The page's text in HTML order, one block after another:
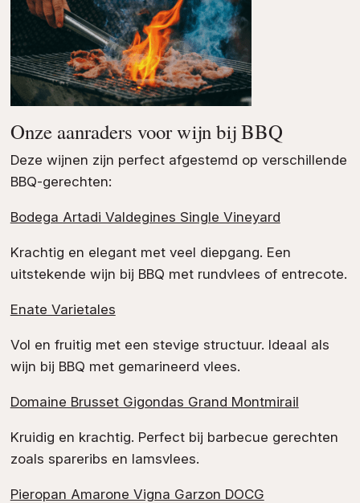
Onze aanraders voor wijn bij BBQ
Deze wijnen zijn perfect afgestemd op verschillende
BBQ-gerechten:
Bodega Artadi Valdegines Single Vineyard
Krachtig en elegant met veel diepgang. Een
uitstekende wijn bij BBQ met rundvlees of entrecote.
Enate Varietales
Vol en fruitig met een stevige structuur. Ideaal als
wijn bij BBQ met gemarineerd vlees.
Domaine Brusset Gigondas Grand Montmirail
Kruidig en krachtig. Perfect bij barbecue gerechten
zoals spareribs en lamsvlees.
Pieropan Amarone Vigna Garzon DOCG